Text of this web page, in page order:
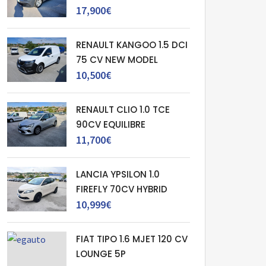
17,900€
RENAULT KANGOO 1.5 DCI
75 CV NEW MODEL
10,500€
RENAULT CLIO 1.0 TCE
90CV EQUILIBRE
11,700€
LANCIA YPSILON 1.0
FIREFLY 70CV HYBRID
10,999€
FIAT TIPO 1.6 MJET 120 CV
LOUNGE 5P